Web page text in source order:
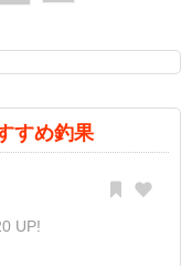
すめ釣果
UP!